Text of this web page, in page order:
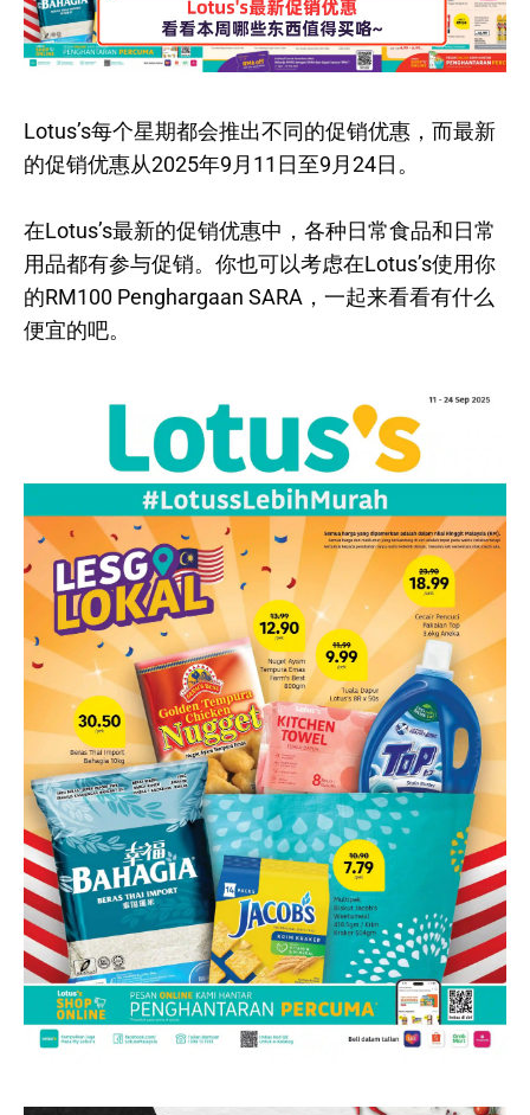
Lotus’s每个星期都会推出不同的促销优惠，而最新
的促销优惠从2025年9月11日至9月24日。
在Lotus’s最新的促销优惠中，各种日常食品和日常
用品都有参与促销。你也可以考虑在Lotus’s使用你
的RM100 Penghargaan SARA，一起来看看有什么
便宜的吧。